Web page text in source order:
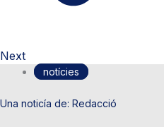
Next
notícies
Redacció